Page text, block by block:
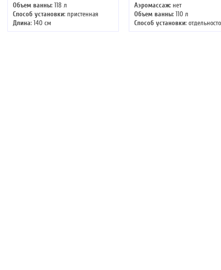
Объем ванны: 118 л
Способ установки: пристенная
Длина: 140 см
Ширина: 70 см
Аэромассаж: нет
Объем ванны: 110 л
Способ установки:
Хромотерапия: нет